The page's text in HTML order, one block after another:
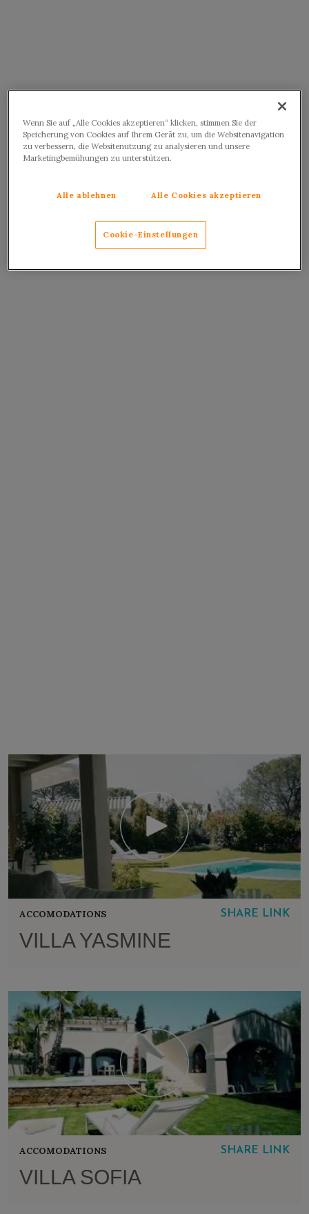
ACCOMODATIONS SHARE LINK
VILLA YASMINE
ACCOMODATIONS SHARE LINK
VILLA SOFIA
Wenn Sie auf „Alle Cookies akzeptieren“ klicken, stimmen Sie der
Speicherung von Cookies auf Ihrem Gerät zu, um die Websitenavigation
zu verbessern, die Websitenutzung zu analysieren und unsere
Marketingbemühungen zu unterstützen.
Alle ablehnen Alle Cookies akzeptieren
Cookie-Einstellungen